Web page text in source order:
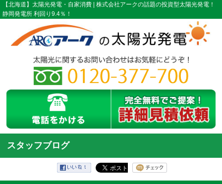
【北海道】太陽光発電・自家消費 | 株式会社アークの話題の投資型太陽光発電！
静岡発電所 利回り9.4％！
スタッフブログ